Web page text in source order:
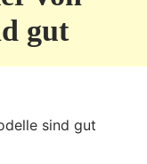
gut
sind gut